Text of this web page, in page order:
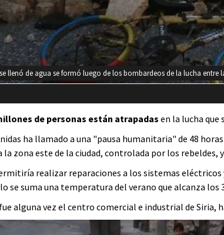
llenó de agua se formó luego de los bombardeos de la lucha entre
de personas están atrapadas en la lucha que
ha llamado a una "pausa humanitaria" de 48
la zona este de la ciudad, controlada por los
realizar reparaciones a los sistemas eléctricos
se suma una temperatura del verano que alcanza los
alguna vez el centro comercial e industrial de Siria,